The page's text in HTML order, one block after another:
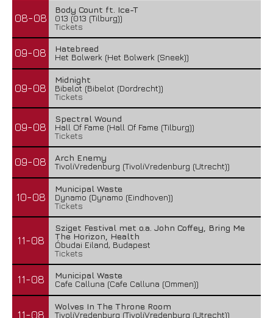
08-08
Body Count ft. Ice-T
013 (013 (Tilburg))
Tickets
09-08
Hatebreed
Het Bolwerk (Het Bolwerk (Sneek))
09-08
Midnight
Bibelot (Bibelot (Dordrecht))
Tickets
09-08
Spectral Wound
Hall Of Fame (Hall Of Fame (Tilburg))
Tickets
09-08
Arch Enemy
TivoliVredenburg (TivoliVredenburg (Utrecht))
10-08
Municipal Waste
Dynamo (Dynamo (Eindhoven))
Tickets
11-08
Sziget Festival met o.a. John Coffey, Bring Me
The Horizon, Health
Óbudai Eiland, Budapest
Tickets
11-08
Municipal Waste
Cafe Calluna (Cafe Calluna (Ommen))
11-08
Wolves In The Throne Room
TivoliVredenburg (TivoliVredenburg (Utrecht))